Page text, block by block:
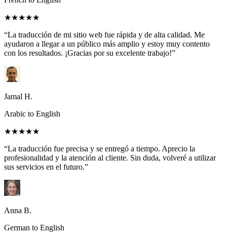
★★★★★
“La traducción de mi sitio web fue rápida y de alta calidad. Me
ayudaron a llegar a un público más amplio y estoy muy contento
con los resultados. ¡Gracias por su excelente trabajo!”
Jamal H.
Arabic to English
★★★★★
“La traducción fue precisa y se entregó a tiempo. Aprecio la
profesionalidad y la atención al cliente. Sin duda, volveré a utilizar
sus servicios en el futuro.”
Anna B.
German to English